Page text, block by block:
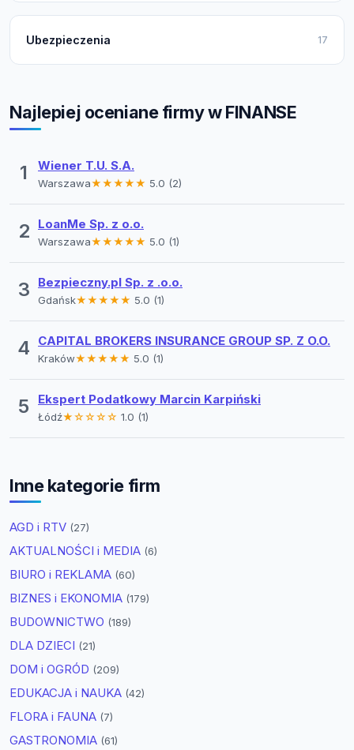
Ubezpieczenia 17
Najlepiej oceniane firmy w FINANSE
1 Wiener T.U. S.A.
Warszawa★★★★★ 5.0 (2)
2 LoanMe Sp. z o.o.
Warszawa★★★★★ 5.0 (1)
3 Bezpieczny.pl Sp. z .o.o.
Gdańsk★★★★★ 5.0 (1)
4 CAPITAL BROKERS INSURANCE GROUP SP. Z O.O.
Kraków★★★★★ 5.0 (1)
5 Ekspert Podatkowy Marcin Karpiński
Łódź★☆☆☆☆ 1.0 (1)
Inne kategorie firm
AGD i RTV (27)
AKTUALNOŚCI i MEDIA (6)
BIURO i REKLAMA (60)
BIZNES i EKONOMIA (179)
BUDOWNICTWO (189)
DLA DZIECI (21)
DOM i OGRÓD (209)
EDUKACJA i NAUKA (42)
FLORA i FAUNA (7)
GASTRONOMIA (61)